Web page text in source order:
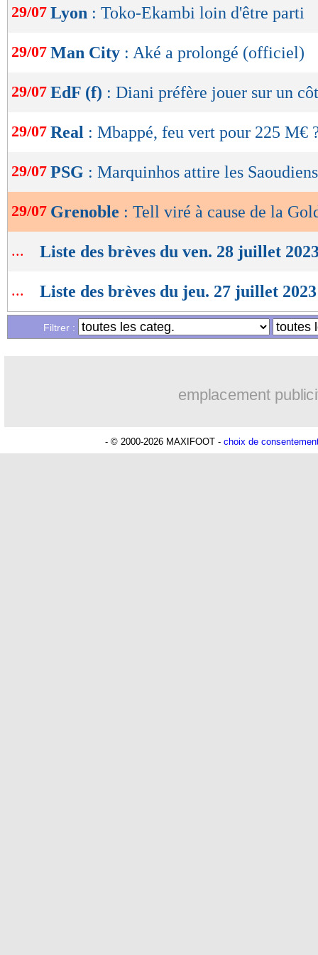
de
OK
29/07 Lyon : Toko-Ekambi loin d'être parti
29/07 Man City : Aké a prolongé (officiel)
29/07 EdF (f) : Diani préfère jouer sur un
29/07 Real : Mbappé, feu vert pour 225 M€
29/07 PSG : Marquinhos attire les Saoudiens
29/07 Grenoble : Tell viré à cause de la
... Liste des brèves du ven. 28 juillet
... Liste des brèves du jeu. 27 juillet 2023
Filtrer :
emplacement
- © 2000-2026 MAXIFOOT - choix de